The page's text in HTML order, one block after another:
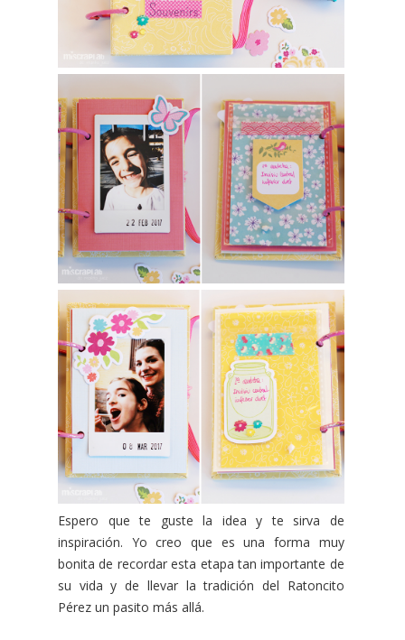
Espero que te guste la idea y te sirva de
inspiración. Yo creo que es una forma muy
bonita de recordar esta etapa tan importante de
su vida y de llevar la tradición del Ratoncito
Pérez un pasito más allá.